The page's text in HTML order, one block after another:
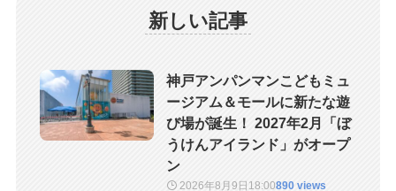
新しい記事
神戸アンパンマンこどもミュ
ージアム＆モールに新たな遊
び場が誕生！ 2027年2月「ぼ
うけんアイランド」がオープ
ン
2026年8月9日 18:00890 views